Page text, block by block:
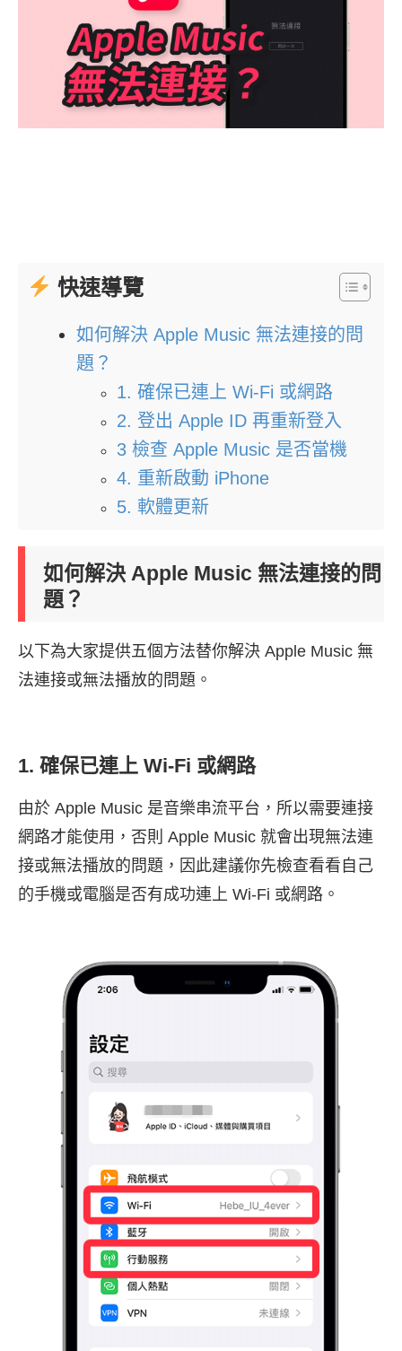
快速導覽
如何解決 Apple Music 無法連接的問
題？
1. 確保已連上 Wi-Fi 或網路
2. 登出 Apple ID 再重新登入
3 檢查 Apple Music 是否當機
4. 重新啟動 iPhone
5. 軟體更新
如何解決 Apple Music 無法連接的問
題？
以下為大家提供五個方法替你解決 Apple Music 無
法連接或無法播放的問題。
1. 確保已連上 Wi-Fi 或網路
由於 Apple Music 是音樂串流平台，所以需要連接
網路才能使用，否則 Apple Music 就會出現無法連
接或無法播放的問題，因此建議你先檢查看看自己
的手機或電腦是否有成功連上 Wi-Fi 或網路。